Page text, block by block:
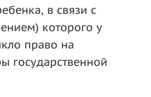
в связи с
которого у
право на
государственной